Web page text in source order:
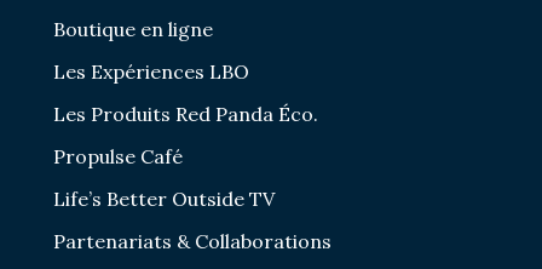
Boutique en ligne
Les Expériences LBO
Les Produits Red Panda Éco.
Propulse Café
Life’s Better Outside TV
Partenariats & Collaborations